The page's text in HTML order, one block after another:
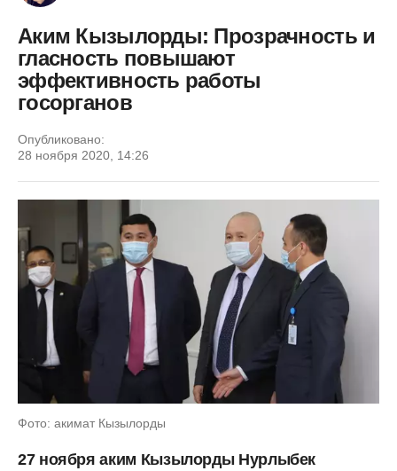
Аким Кызылорды: Прозрачность и
гласность повышают
эффективность работы
госорганов
Опубликовано:
28 ноября 2020, 14:26
Фото: акимат Кызылорды
27 ноября аким Кызылорды Нурлыбек